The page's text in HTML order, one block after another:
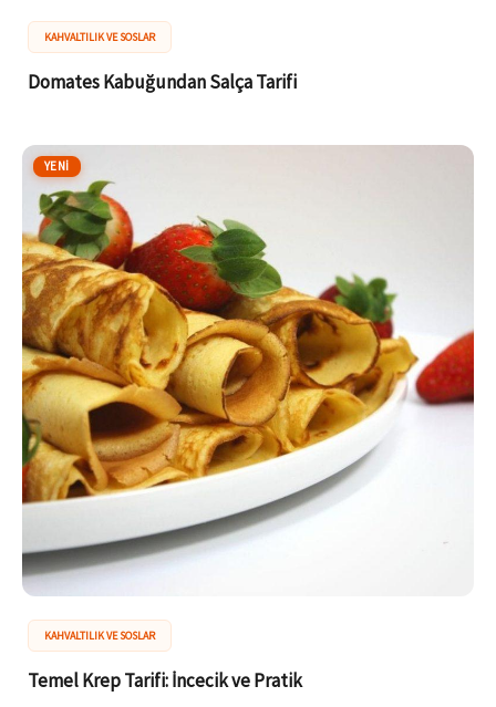
KAHVALTILIK VE SOSLAR
Domates Kabuğundan Salça Tarifi
YENI
KAHVALTILIK VE SOSLAR
Temel Krep Tarifi: İncecik ve Pratik